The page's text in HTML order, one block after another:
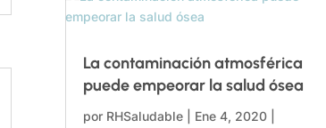
La contaminación atmosférica
puede empeorar la salud ósea
por RHSaludable| Ene 4, 2020|